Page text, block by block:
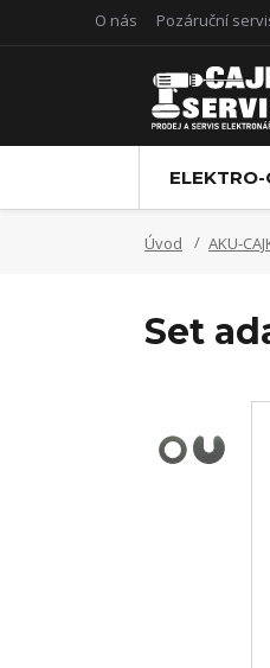
O nás Pozáruční
ELEKTRO-
Úvod AKU-
Set